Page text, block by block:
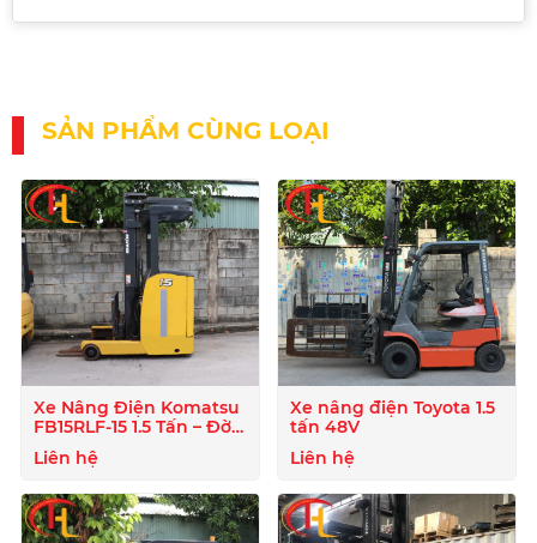
SẢN PHẨM CÙNG LOẠI
Xe Nâng Điện Komatsu
FB15RLF-15 1.5 Tấn – Đời
2020
Liên hệ
Xe nâng điện Toyota 1.5
tấn 48V
Liên hệ